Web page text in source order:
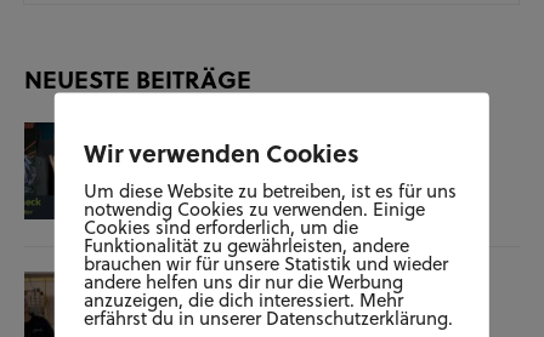
NEUESTE BEITRÄGE
Film-Check “The Terminator”
04.11.25
SOZIALES WISSENSCHAFT & NATUR
Raumausstatterin – (k)ein Beruf mit
Wir verwenden Cookies
Um diese Website zu betreiben, ist es für uns
notwendig Cookies zu verwenden. Einige
Cookies sind erforderlich, um die
Funktionalität zu gewährleisten, andere
brauchen wir für unsere Statistik und wieder
andere helfen uns dir nur die Werbung
anzuzeigen, die dich interessiert. Mehr
erfährst du in unserer Datenschutzerklärung.